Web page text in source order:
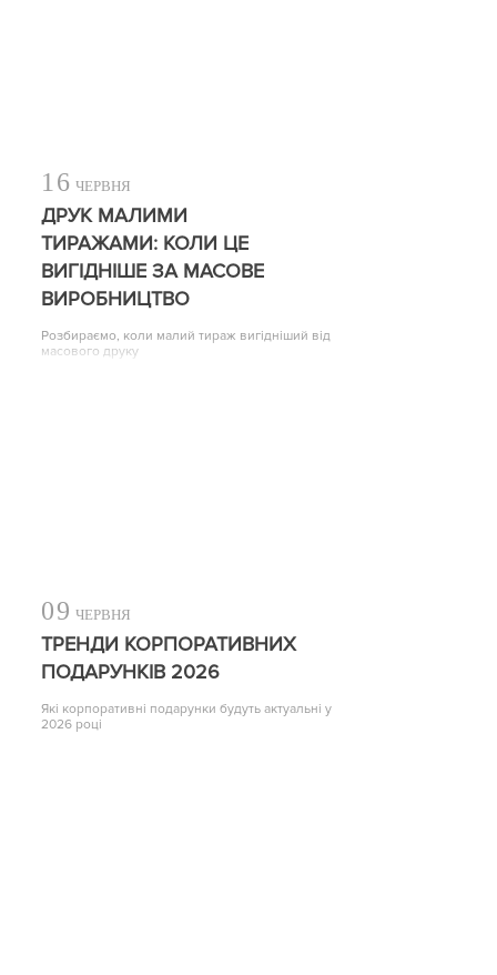
16 ЧЕРВНЯ
ДРУК МАЛИМИ
ТИРАЖАМИ: КОЛИ ЦЕ
ВИГІДНІШЕ ЗА МАСОВЕ
ВИРОБНИЦТВО
Розбираємо, коли малий тираж вигідніший від
масового друку
09 ЧЕРВНЯ
ТРЕНДИ КОРПОРАТИВНИХ
ПОДАРУНКІВ 2026
Які корпоративні подарунки будуть актуальні у
2026 році